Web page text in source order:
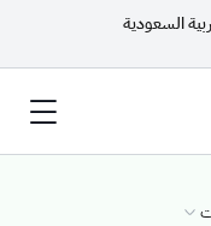
السعودية